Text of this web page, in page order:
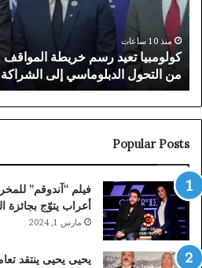
الأغنية
الريفية
الأمازيغية
“تخساغ
شم”
للفنان
عبد
المولى
منذ 3 أيام
قناة أبوظبي تسلط الضوء على الأغنية
“تخساغ شم” للفنان عبد المولى
Popular Posts
فيلم “آندوقم”
أعراب يتوّج بجائزة
مارس 1, 2024
يحيى يحيى ينتقد